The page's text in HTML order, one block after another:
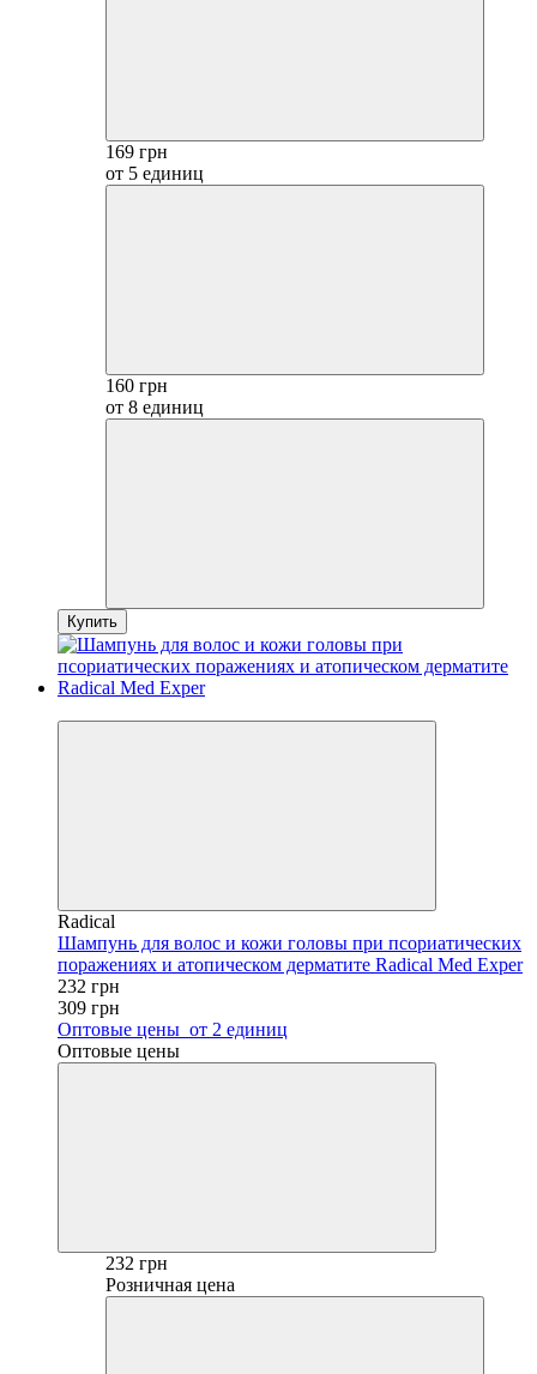
169 грн
от 5 единиц
160 грн
от 8 единиц
Купить
Radical
Шампунь для волос и кожи головы при псориатических
поражениях и атопическом дерматите Radical Med Еxper
232 грн
309 грн
Оптовые цены от 2 единиц
Оптовые цены
232 грн
Розничная цена